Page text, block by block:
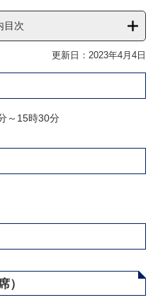
目次
更新日：2023年4月4日
～15時30分
）